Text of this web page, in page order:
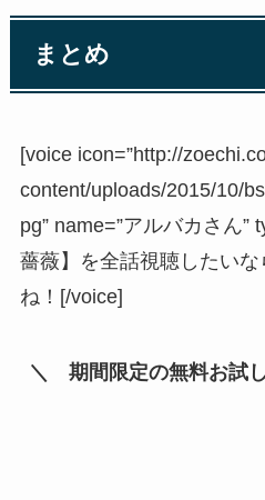
まとめ
[voice icon=”http://
content/uploads/2015/10/
pg” name=”アルバカさん”
薔薇】を全話視聴したい
ね！[/voice]
＼ 期間限定の無料お試